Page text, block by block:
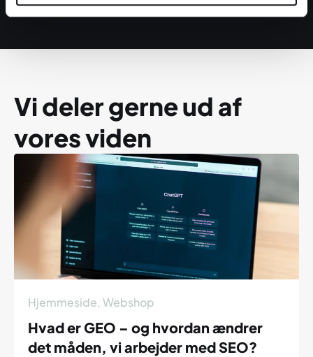
Vi deler gerne ud af
vores viden
Hjemmeside, Webshop
Hvad er GEO – og hvordan ændrer
det måden, vi arbejder med SEO?